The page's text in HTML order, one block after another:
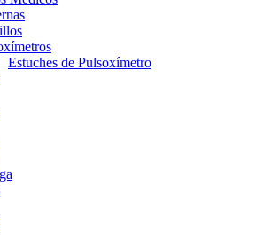
Estuches de Pulsoxímetro